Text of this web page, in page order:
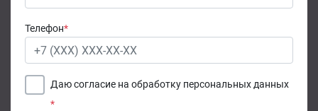
Телефон*
Даю согласие на обработку персональных данных
*